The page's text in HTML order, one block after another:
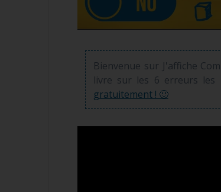
Bienvenue sur J'affiche
livre sur les 6 erreurs les
gratuitement ! 🙂